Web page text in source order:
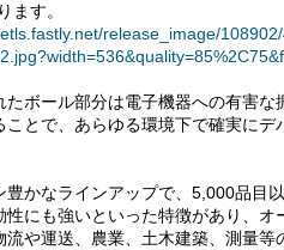
ます。
release_image/
たボール部分は電子機器への有害
ことで、あらゆる環境下で確実に
かなラインアップで、5,000品目
性にも強いといった特徴があり、
や運送、農業、土木建築、測量等